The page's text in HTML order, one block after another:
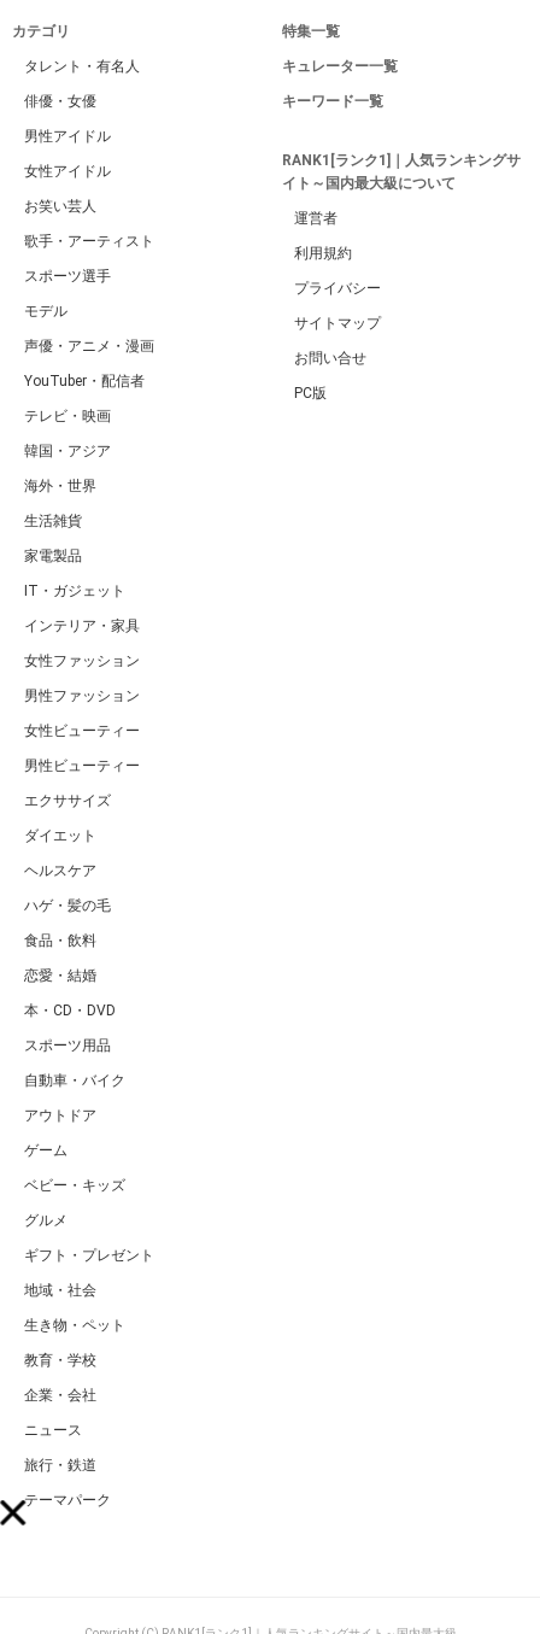
カテゴリ
タレント・有名人
俳優・女優
男性アイドル
女性アイドル
お笑い芸人
歌手・アーティスト
スポーツ選手
モデル
声優・アニメ・漫画
YouTuber・配信者
テレビ・映画
韓国・アジア
海外・世界
生活雑貨
家電製品
IT・ガジェット
インテリア・家具
女性ファッション
男性ファッション
女性ビューティー
男性ビューティー
エクササイズ
ダイエット
ヘルスケア
ハゲ・髪の毛
食品・飲料
恋愛・結婚
本・CD・DVD
スポーツ用品
自動車・バイク
アウトドア
ゲーム
ベビー・キッズ
グルメ
ギフト・プレゼント
地域・社会
生き物・ペット
教育・学校
企業・会社
ニュース
旅行・鉄道
テーマパーク
特集一覧
キュレーター一覧
キーワード一覧
RANK1[ランク1]｜人気ランキングサ
イト～国内最大級について
運営者
利用規約
プライバシー
サイトマップ
お問い合せ
PC版